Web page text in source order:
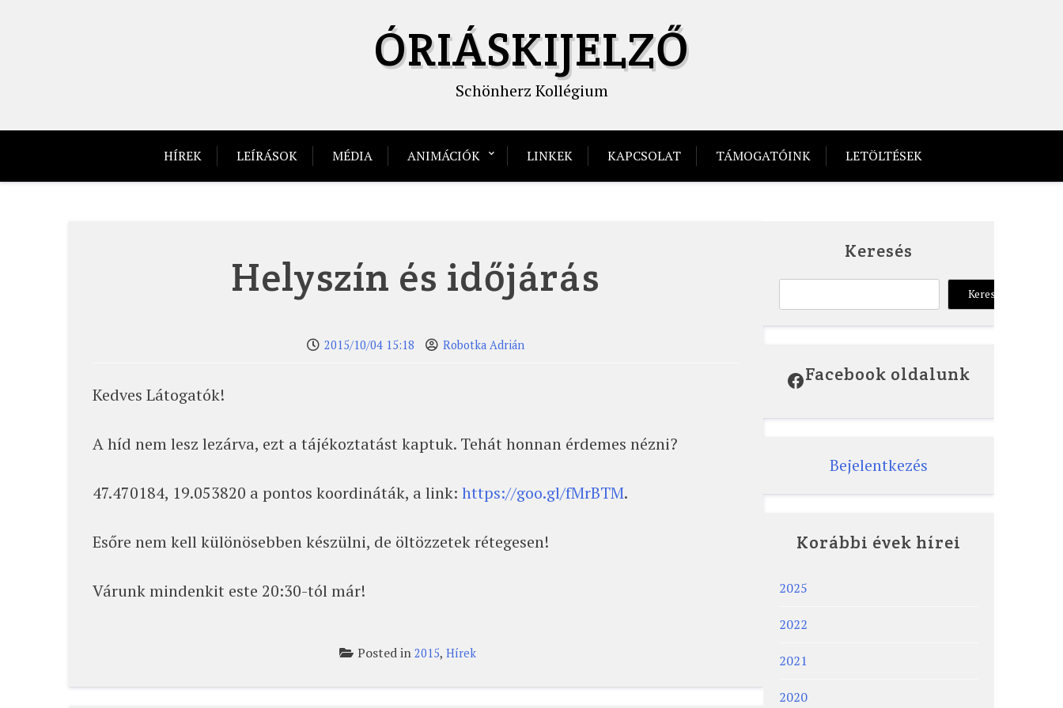
ÓRIÁSKIJELZŐ
Schönherz Kollégium
HÍREK LEÍRÁSOK MÉDIA ANIMÁCIÓK LINKEK KAPCSOLAT TÁMOGATÓINK LETÖLTÉSEK
Helyszín és időjárás
2015/10/04 15:18 Robotka Adrián
Kedves Látogatók!
A híd nem lesz lezárva, ezt a tájékoztatást kaptuk. Tehát honnan érdemes nézni?
47.470184, 19.053820 a pontos koordináták, a link: https://goo.gl/fMrBTM.
Esőre nem kell különösebben készülni, de öltözzetek rétegesen!
Várunk mindenkit este 20:30-tól már!
Posted in2015,Hírek
Keresés
Keresés
Facebook
Facebook oldalunk
Bejelentkezés
Korábbi évek hírei
2025
2022
2021
2020